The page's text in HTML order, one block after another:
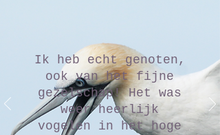
Ik heb echt genoten,
ook van het fijne
gezelschap! Het was
weer heerlijk
vogelen in het hoge